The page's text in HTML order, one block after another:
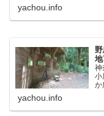
yachou.info
神
小
か
中
yachou.info